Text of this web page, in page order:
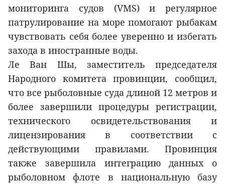
мониторинга судов (VMS) и регулярное
патрулирование на море помогают рыбакам
чувствовать себя более уверенно и избегать
захода в иностранные воды.
Ле Ван Шы, заместитель председателя
Народного комитета провинции, сообщил,
что все рыболовные суда длиной 12 метров и
более завершили процедуры регистрации,
технического освидетельствования и
лицензирования в соответствии с
действующими правилами. Провинция
также завершила интеграцию данных о
рыболовном флоте в национальную базу